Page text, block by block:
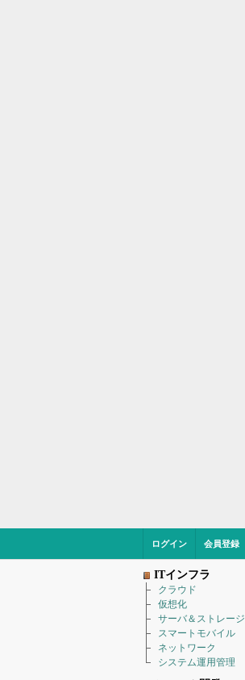
ログイン 会員登録
ITインフラ
クラウド
仮想化
サーバ＆ストレージ
スマートモバイル
ネットワーク
システム運用管理